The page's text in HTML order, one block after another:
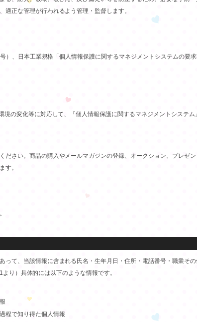
正な管理が行われるよう管理・監督します。
、日本工業規格「個人情報保護に関するマネジメントシステムの要
の変化等に対応して、『個人情報保護に関するマネジメントシステム
さい。商品の購入やメールマガジンの登録、オークション、プレゼ
す。
て、当該情報に含まれる氏名・生年月日・住所・電話番号・職業そ
り）具体的には以下のような情報です。
程で知り得た個人情報